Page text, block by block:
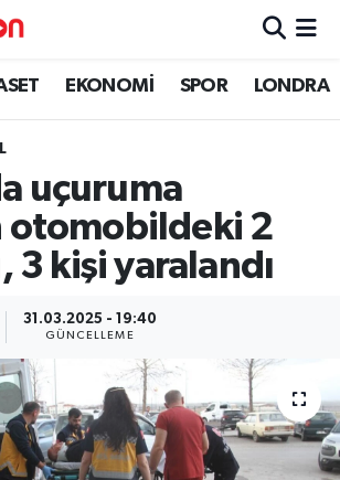
EKONOMİ SPOR LONDRA
uçuruma
otomobildeki 2
3 kişi yaralandı
31.03.2025 - 19:40
GÜNCELLEME